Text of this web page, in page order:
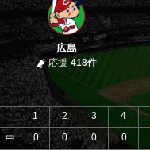
広島
応援 418件
中
1 2 3 4
0
0 0 0